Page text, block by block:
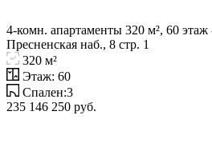
4-комн. апартаменты 320 м², 60
Пресненская наб., 8 стр. 1
320 м²
Этаж: 60
Спален:3
235 146 250 руб.